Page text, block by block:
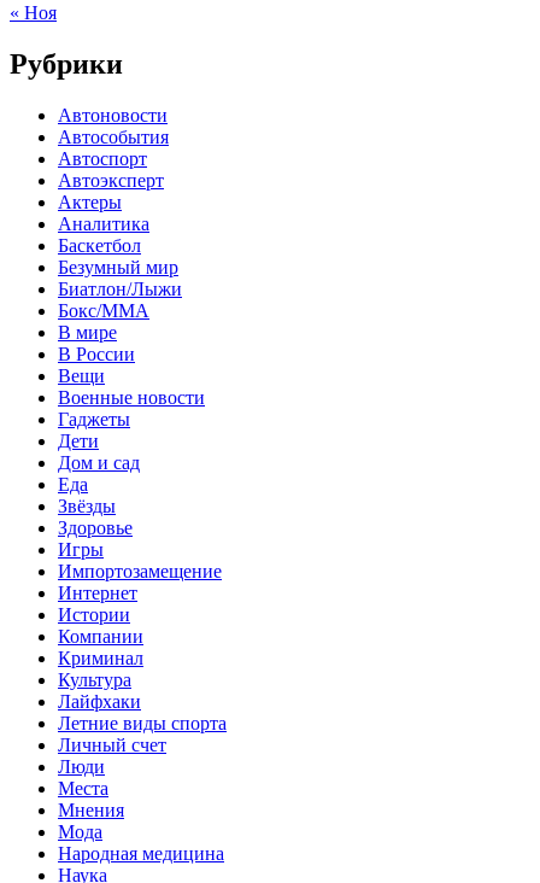
« Ноя
Рубрики
Автоновости
Автособытия
Автоспорт
Автоэксперт
Актеры
Аналитика
Баскетбол
Безумный мир
Биатлон/Лыжи
Бокс/MMA
В мире
В России
Вещи
Военные новости
Гаджеты
Дети
Дом и сад
Еда
Звёзды
Здоровье
Игры
Импортозамещение
Интернет
Истории
Компании
Криминал
Культура
Лайфхаки
Летние виды спорта
Личный счет
Люди
Места
Мнения
Мода
Народная медицина
Наука